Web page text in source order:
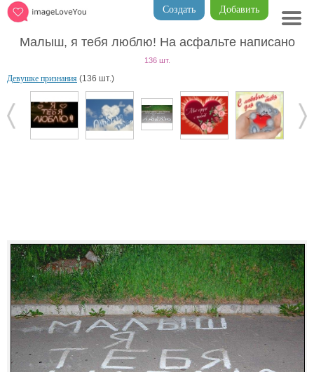
Добавить
Создать
Малыш, я тебя люблю! На асфальте написано
136 шт.
Девушке признания (136 шт.)